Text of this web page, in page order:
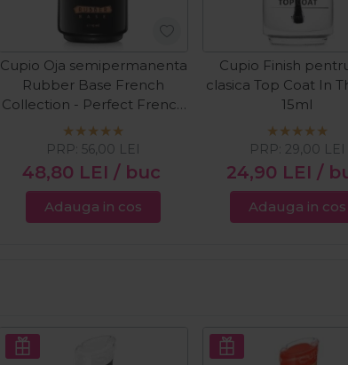
Cupio Oja semipermanenta
Rubber Base French
Collection - Perfect French
15ml
48,80 LEI / buc
PRP: 56,00 LEI
Adauga in cos
Cupio Finish
clasica Top Coat In
15ml
24,90 LEI /
PRP: 29,00 LEI
Adauga in cos